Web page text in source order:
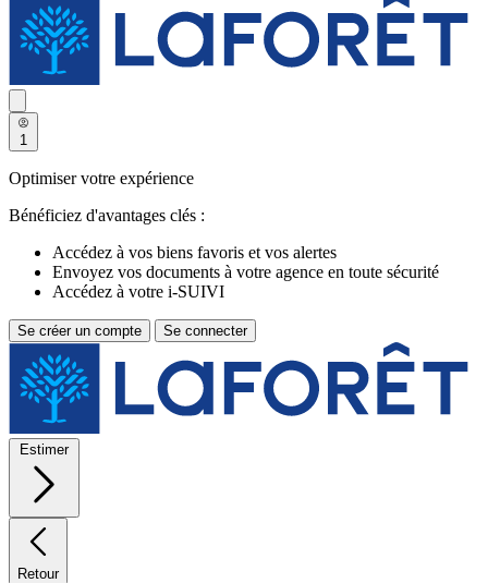
1
Optimiser votre expérience
Bénéficiez d'avantages clés :
Accédez à vos biens favoris et vos alertes
Envoyez vos documents à votre agence en toute sécurité
Accédez à votre i-SUIVI
Se créer un compte Se connecter
Estimer
Retour